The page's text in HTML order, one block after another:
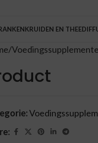
KRUIDEN EN THEE